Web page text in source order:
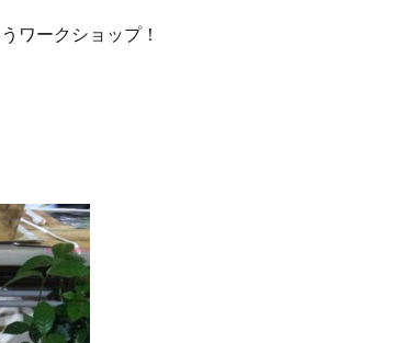
ワークショップ！